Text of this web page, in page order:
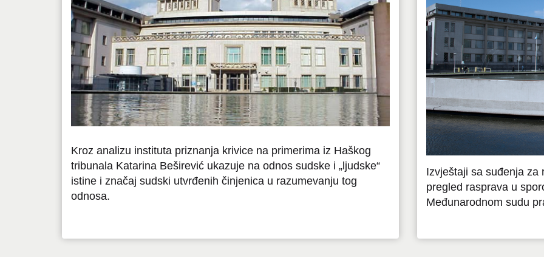
Kroz analizu instituta priznanja krivice na primerima iz Haškog
tribunala Katarina Beširević ukazuje na odnos sudske i „ljudske“
istine i značaj sudski utvrđenih činjenica u razumevanju tog
odnosa.
Izvještaji sa suđenja za
pregled rasprava u
Međunarodnom sudu